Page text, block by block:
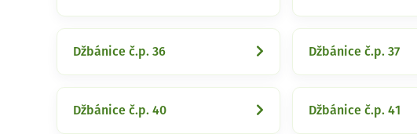
Džbánice č.p. 36 Džbánice č.p. 37
Džbánice č.p. 40 Džbánice č.p. 41